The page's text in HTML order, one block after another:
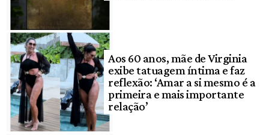
Aos 60 anos, mãe de Virginia
exibe tatuagem íntima e faz
reflexão: ‘Amar a si mesmo é a
primeira e mais importante
relação’